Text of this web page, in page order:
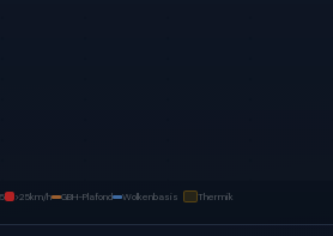
>25km/h GBH-Plafond Wolkenbasis Thermik